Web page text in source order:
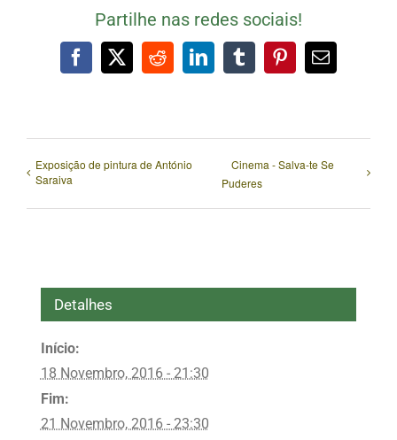
Partilhe nas redes sociais!
Facebook
X RedditLinkedInTumblrPinterestEmail
publicado)
Exposição de pintura de António
Saraiva
Cinema - Salva-te Se
Puderes
Detalhes
Início:
18 Novembro, 2016 - 21:30
Fim:
21 Novembro, 2016 - 23:30